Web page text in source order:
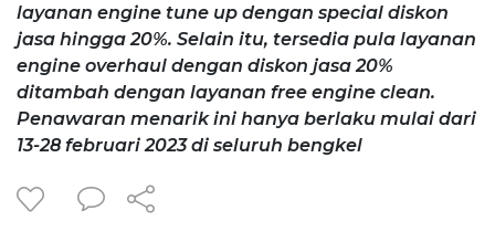
layanan engine tune up dengan special diskon
jasa hingga 20%. Selain itu, tersedia pula layanan
engine overhaul dengan diskon jasa 20%
ditambah dengan layanan free engine clean.
Penawaran menarik ini hanya berlaku mulai dari
13-28 februari 2023 di seluruh bengkel